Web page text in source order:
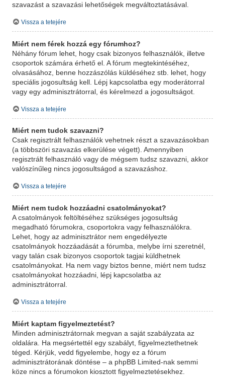
szavazást a szavazási lehetőségek megváltoztatásával.
Vissza a tetejére
Miért nem férek hozzá egy fórumhoz?
Néhány fórum lehet, hogy csak bizonyos felhasználók, illetve
csoportok számára érhető el. A fórum megtekintéséhez,
olvasásához, benne hozzászólás küldéséhez stb. lehet, hogy
speciális jogosultság kell. Lépj kapcsolatba egy moderátorral
vagy egy adminisztrátorral, és kérelmezd a jogosultságot.
Vissza a tetejére
Miért nem tudok szavazni?
Csak regisztrált felhasználók vehetnek részt a szavazásokban
(a többszöri szavazás elkerülése végett). Amennyiben
regisztrált felhasználó vagy de mégsem tudsz szavazni, akkor
valószínűleg nincs jogosultságod a szavazáshoz.
Vissza a tetejére
Miért nem tudok hozzáadni csatolmányokat?
A csatolmányok feltöltéséhez szükséges jogosultság
megadható fórumokra, csoportokra vagy felhasználókra.
Lehet, hogy az adminisztrátor nem engedélyezte
csatolmányok hozzáadását a fórumba, melybe írni szeretnél,
vagy talán csak bizonyos csoportok tagjai küldhetnek
csatolmányokat. Ha nem vagy biztos benne, miért nem tudsz
csatolmányokat hozzáadni, lépj kapcsolatba az
adminisztrátorral.
Vissza a tetejére
Miért kaptam figyelmeztetést?
Minden adminisztrátornak megvan a saját szabályzata az
oldalára. Ha megsértettél egy szabályt, figyelmeztethetnek
téged. Kérjük, vedd figyelembe, hogy ez a fórum
adminisztrátorának döntése – a phpBB Limited-nak semmi
köze nincs a fórumokon kiosztott figyelmeztetésekhez.